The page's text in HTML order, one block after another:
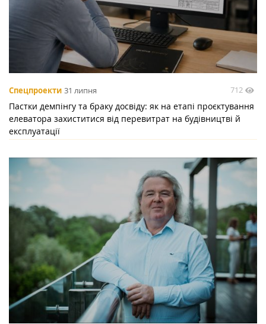
Спецпроекти 31 липня 712
Пастки демпінгу та браку досвіду: як на етапі проєктування
елеватора захиститися від перевитрат на будівництві й
експлуатації